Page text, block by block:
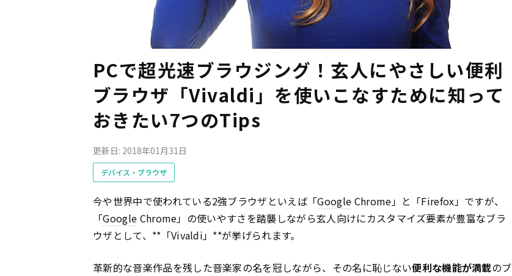
PCで超光速ブラウジング！玄人にやさしい便利
ブラウザ「Vivaldi」を使いこなすために知って
おきたい7つのTips
更新日: 2018年01月31日
デバイス・ブラウザ
今や世界中で使われている2強ブラウザといえば「Google Chrome」と「Firefox」ですが、
「Google Chrome」の使いやすさを踏襲しながら玄人向けにカスタマイズ要素が豊富なブラ
ウザとして、**「Vivaldi」**が挙げられます。
革新的な音楽作品を残した音楽家の名を冠しながら、その名に恥じない便利な機能が満載のブ